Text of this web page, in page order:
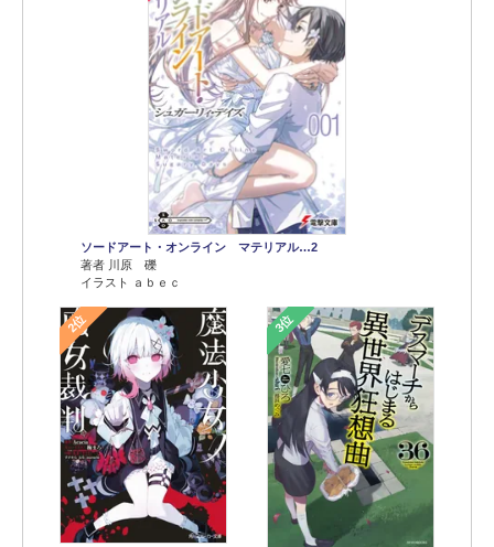
ソードアート・オンライン マテリアル…2
著者 川原 礫
イラスト ａｂｅｃ
2位 3位